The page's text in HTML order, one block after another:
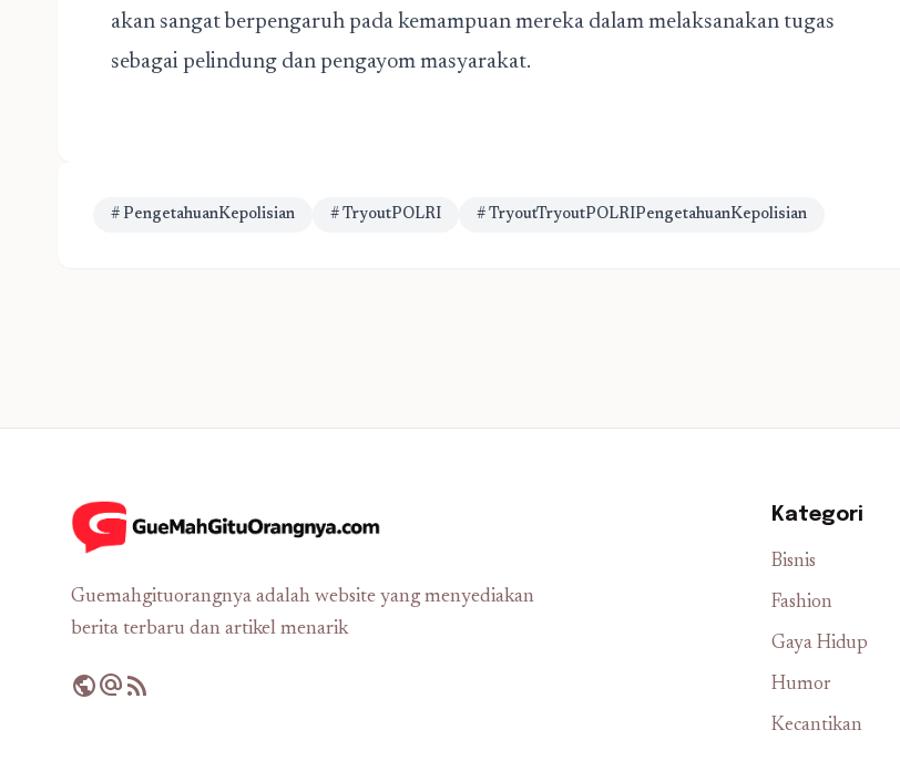
akan sangat berpengaruh pada kemampuan mereka dalam melaksanakan tugas
sebagai pelindung dan pengayom masyarakat.
# PengetahuanKepolisian # TryoutPOLRI # TryoutTryoutPOLRIPengetahuanKepolisian
Guemahgituorangnya adalah website yang menyediakan
berita terbaru dan artikel menarik
publicalternate_emailrss_feed
Kategori
Bisnis
Fashion
Gaya Hidup
Humor
Kecantikan